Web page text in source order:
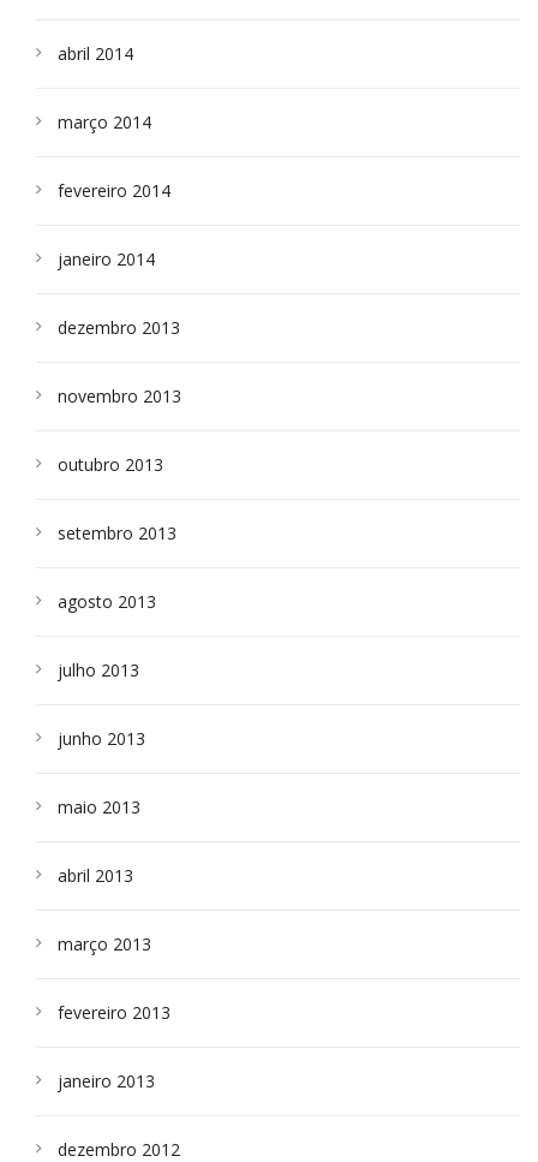
abril 2014
março 2014
fevereiro 2014
janeiro 2014
dezembro 2013
novembro 2013
outubro 2013
setembro 2013
agosto 2013
julho 2013
junho 2013
maio 2013
abril 2013
março 2013
fevereiro 2013
janeiro 2013
dezembro 2012